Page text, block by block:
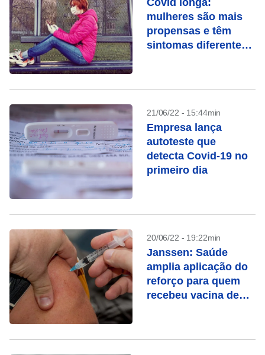
Covid longa:
mulheres são mais
propensas e têm
sintomas diferentes
21/06/22 - 15:44min
Empresa lança
autoteste que
detecta Covid-19 no
primeiro dia
20/06/22 - 19:22min
Janssen: Saúde
amplia aplicação do
reforço para quem
recebeu vacina de